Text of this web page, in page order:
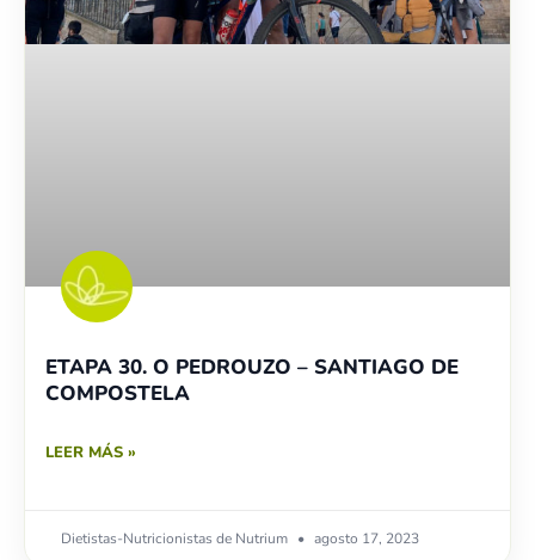
ETAPA 30. O PEDROUZO – SANTIAGO DE
COMPOSTELA
LEER MÁS »
Dietistas-Nutricionistas de Nutrium agosto 17, 2023